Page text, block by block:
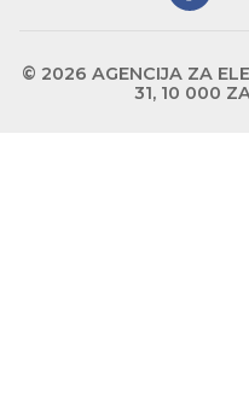
© 2026 AGENCIJA ZA
31, 10 000